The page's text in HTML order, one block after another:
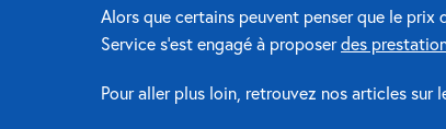
Alors que certains peuvent penser que le prix
Service s’est engagé à proposerdes
Pour aller plus loin, retrouvez nos articles sur